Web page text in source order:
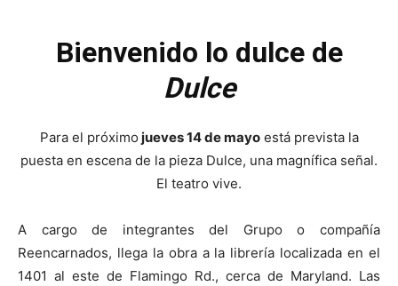
Bienvenido lo dulce de
Dulce
Para el próximo jueves 14 de mayoestá prevista la
puesta en escena de la pieza Dulce, una magnífica señal.
El teatro vive.
A cargo de integrantes del Grupo o compañía
Reencarnados, llega la obra a la librería localizada en el
1401 al este de Flamingo Rd., cerca de Maryland. Las